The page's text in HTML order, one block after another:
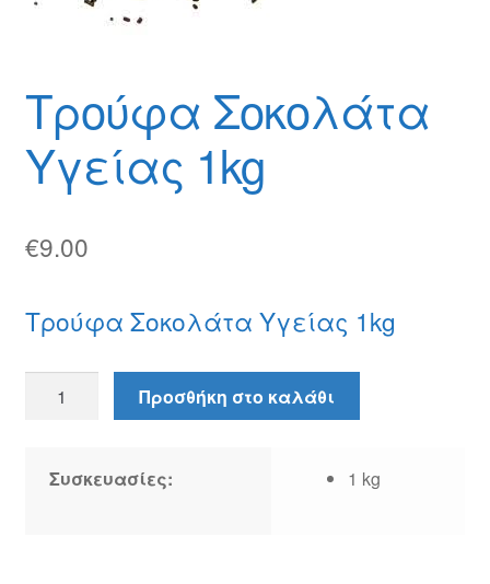
Καταστήματα
Ο λογαριασμός μου
Όροι χρήσης
Τρόποι Αποστολής
Τρούφα Σοκολάτα
Υγείας 1kg
€9.00
Τρούφα Σοκολάτα Υγείας 1kg
Σοκολάτα
1kg
ποσότητα
Προσθήκη στο καλάθι
Συσκευασίες: 1 kg